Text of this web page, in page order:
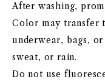
After washing,
Color may transfer
underwear, bags,
sweat, or rain.
Do not use